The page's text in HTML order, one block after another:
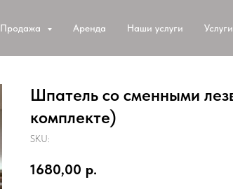
Продажа Аренда Наши услуги
Шпатель со сменными
комплекте)
SKU:
1680,00 р.